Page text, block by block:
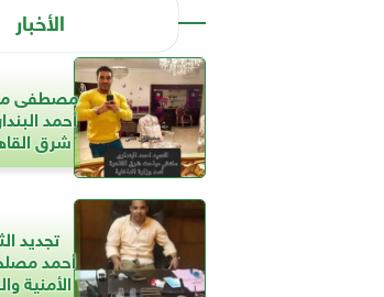
الأخبار
مصطفى
أحمد
شرق
تجديد
أحمد
الأمنية